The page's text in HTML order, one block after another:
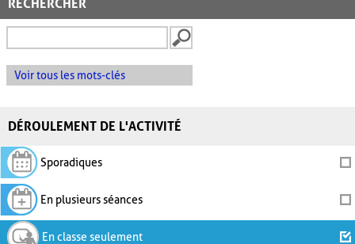
RECHERCHER
Voir tous les mots-clés
DÉROULEMENT DE L'ACTIVITÉ
Sporadiques
En plusieurs séances
En classe seulement